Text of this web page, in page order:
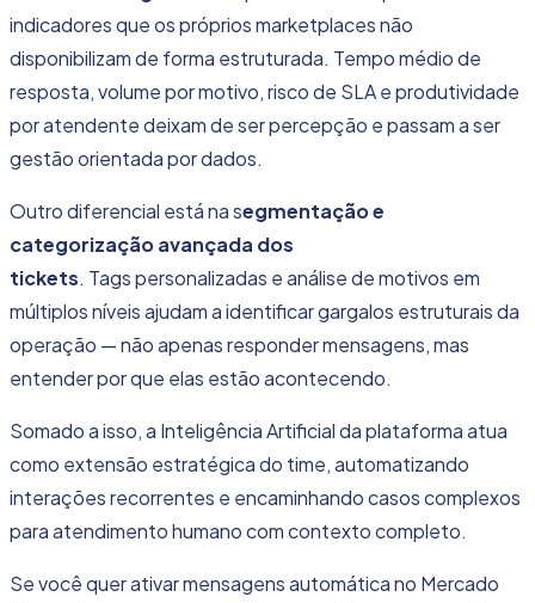
indicadores que os próprios marketplaces não
disponibilizam de forma estruturada. Tempo médio de
resposta, volume por motivo, risco de SLA e produtividade
por atendente deixam de ser percepção e passam a ser
gestão orientada por dados.
Outro diferencial está na segmentação e
categorização avançada dos
tickets. Tags personalizadas e análise de motivos em
múltiplos níveis ajudam a identificar gargalos estruturais da
operação — não apenas responder mensagens, mas
entender por que elas estão acontecendo.
Somado a isso, a Inteligência Artificial da plataformaatua
como extensão estratégica do time, automatizando
interações recorrentes e encaminhando casos complexos
para atendimento humano com contexto completo.
Se você quer ativar mensagens automática no Mercado